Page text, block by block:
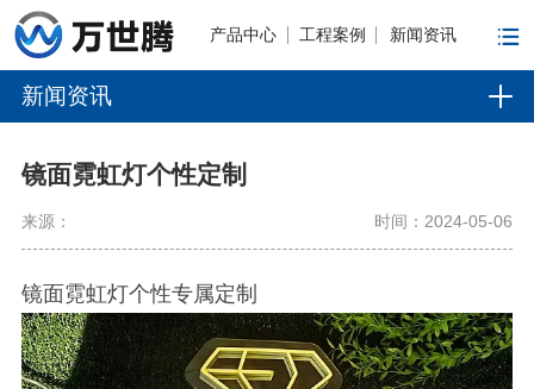
产品中心 工程案例 新闻资讯
新闻资讯
镜面霓虹灯个性定制
来源： 时间：2024-05-06
镜面霓虹灯个性专属定制